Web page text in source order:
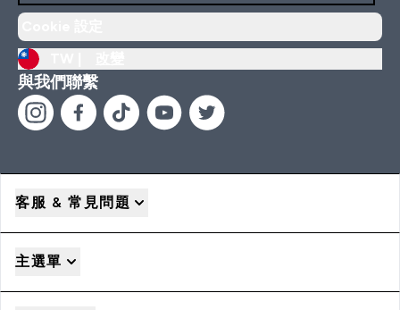
與我們聯繫
客服 & 常見問題
主選單